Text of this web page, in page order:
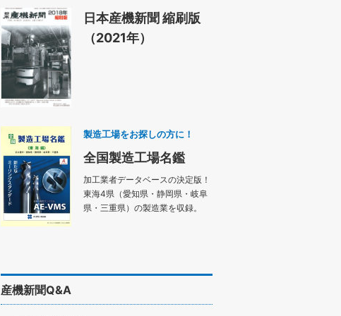
日本産機新聞 縮刷版
（2021年）
製造工場をお探しの方に！
全国製造工場名鑑
加工業者データベースの決定版！
東海4県（愛知県・静岡県・岐阜
県・三重県）の製造業を収録。
産機新聞Q&A